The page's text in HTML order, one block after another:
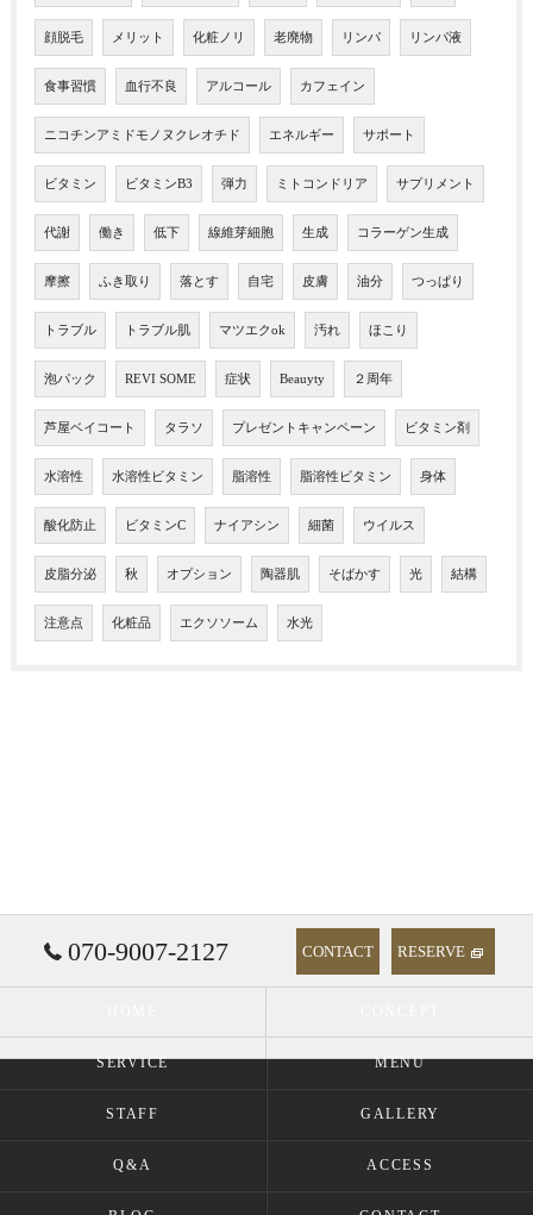
顔脱毛 メリット 化粧ノリ 老廃物 リンパ リンパ液
食事習慣 血行不良 アルコール カフェイン
ニコチンアミドモノヌクレオチド エネルギー サポート
ビタミン ビタミンB3 弾力 ミトコンドリア サプリメント
代謝 働き 低下 線維芽細胞 生成 コラーゲン生成
摩擦 ふき取り 落とす 自宅 皮膚 油分 つっぱり
トラブル トラブル肌 マツエクok 汚れ ほこり
泡パック REVI SOME 症状 Beauyty ２周年
芦屋ベイコート タラソ プレゼントキャンペーン ビタミン剤
水溶性 水溶性ビタミン 脂溶性 脂溶性ビタミン 身体
酸化防止 ビタミンC ナイアシン 細菌 ウイルス
皮脂分泌 秋 オプション 陶器肌 そばかす 光 結構
注意点 化粧品 エクソソーム 水光
070-9007-2127 CONTACT RESERVE
SERVICE MENU
STAFF GALLERY
Q&A ACCESS